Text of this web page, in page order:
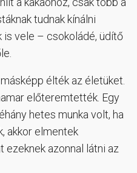
tudnak kínálni
is vele – csokoládé, üdítő
élték az életüket.
előteremtették. Egy
hetes munka volt, ha
akkor elmentek
ezeknek azonnal látni az